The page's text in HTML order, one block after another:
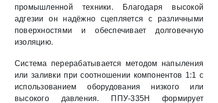
промышленной техники. Благодаря высокой
адгезии он надёжно сцепляется с различными
поверхностями и обеспечивает долговечную
изоляцию.
Система перерабатывается методом напыления
или заливки при соотношении компонентов 1:1 с
использованием оборудования низкого или
высокого давления. ППУ-335Н формирует